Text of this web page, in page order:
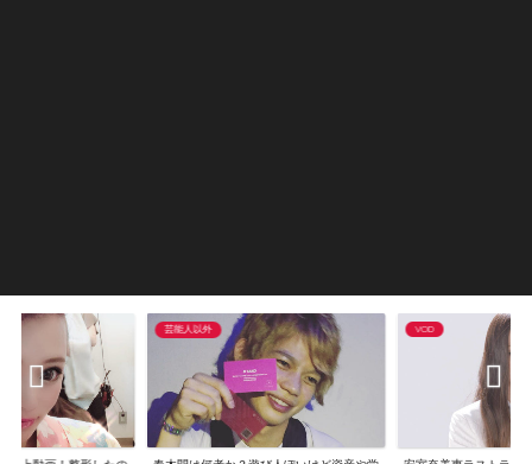
芸能人以外 VOD